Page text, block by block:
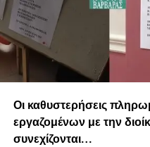
Οι καθυστερήσεις
εργαζομένων με την
συνεχίζονται…